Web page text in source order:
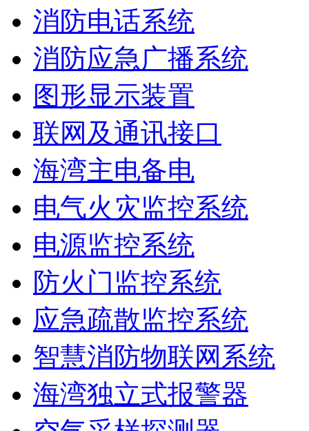
消防电话系统
消防应急广播系统
图形显示装置
联网及通讯接口
海湾主电备电
电气火灾监控系统
电源监控系统
防火门监控系统
应急疏散监控系统
智慧消防物联网系统
海湾独立式报警器